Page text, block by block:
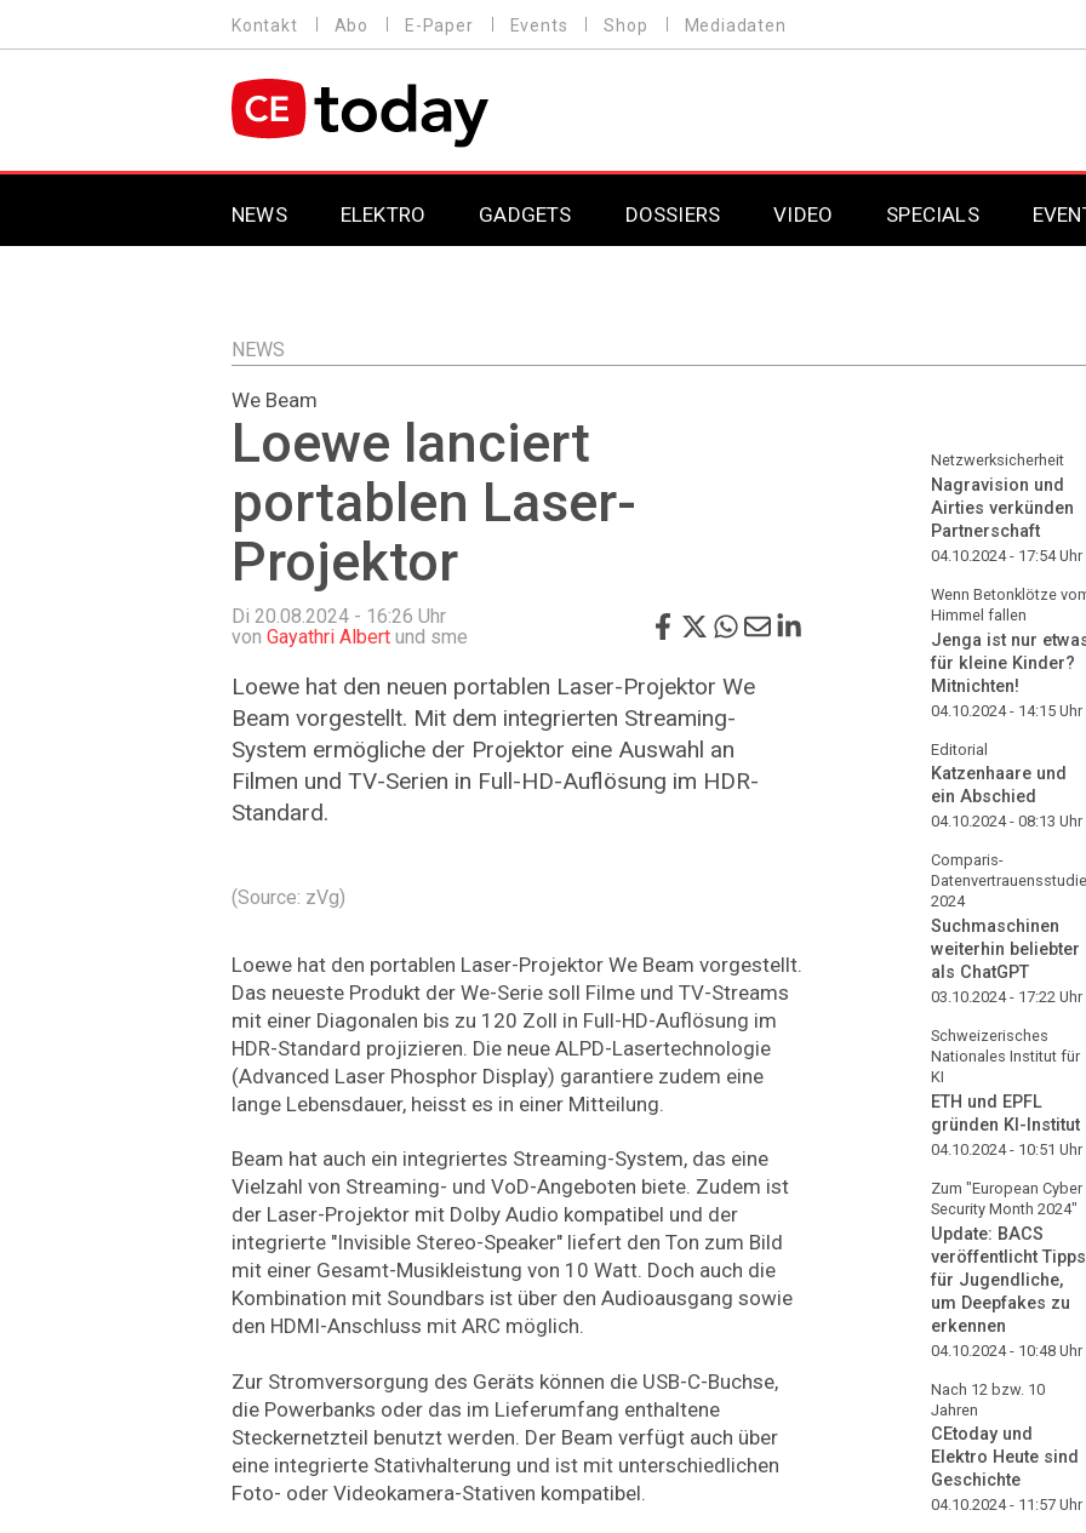
zum
MENU
Kontakt Abo E-Paper Events Shop Mediadaten
MAIN NAVIGATION
NEWS ELEKTRO GADGETS DOSSIERS VIDEO SPECIALS
Professional AV &
Professional AV &
NEWS
We Beam
Loewe lanciert
portablen Laser-
Projektor
Di 20.08.2024 - 16:26 Uhr
von Gayathri Albert und sme
Loewe hat den neuen portablen Laser-Projektor We
Beam vorgestellt. Mit dem integrierten Streaming-
System ermögliche der Projektor eine Auswahl an
Filmen und TV-Serien in Full-HD-Auflösung im HDR-
Standard.
(Source: zVg)
Loewe hat den portablen Laser-Projektor We Beam vorgestellt.
Das neueste Produkt der We-Serie soll Filme und TV-Streams
mit einer Diagonalen bis zu 120 Zoll in Full-HD-Auflösung im
HDR-Standard projizieren. Die neue ALPD-Lasertechnologie
(Advanced Laser Phosphor Display) garantiere zudem eine
lange Lebensdauer, heisst es in einer Mitteilung.
Beam hat auch ein integriertes Streaming-System, das eine
Vielzahl von Streaming- und VoD-Angeboten biete. Zudem ist
der Laser-Projektor mit Dolby Audio kompatibel und der
integrierte "Invisible Stereo-Speaker" liefert den Ton zum Bild
mit einer Gesamt-Musikleistung von 10 Watt. Doch auch die
Kombination mit Soundbars ist über den Audioausgang sowie
den HDMI-Anschluss mit ARC möglich.
Zur Stromversorgung des Geräts können die USB-C-Buchse,
die Powerbanks oder das im Lieferumfang enthaltene
Steckernetzteil benutzt werden. Der Beam verfügt auch über
eine integrierte Stativhalterung und ist mit unterschiedlichen
Foto- oder Videokamera-Stativen kompatibel.
Netzwerksicherheit
Nagravision und
Airties verkünden
Partnerschaft
04.10.2024 - 17:54Uhr
Wenn Betonklötze
Himmel fallen
Jenga ist nur
für kleine Kinder?
Mitnichten!
04.10.2024 - 14:15 Uhr
Editorial
Katzenhaare und
ein Abschied
04.10.2024 - 08:13 Uhr
Comparis-
Datenvertrauensstudie
2024
Suchmaschinen
weiterhin beliebter
als ChatGPT
03.10.2024 - 17:22 Uhr
Schweizerisches
Nationales Institut für
KI
ETH und EPFL
gründen KI-Institut
04.10.2024 - 10:51 Uhr
Zum "European Cyber
Security Month 2024"
Update: BACS
veröffentlicht Tipps
für Jugendliche,
um Deepfakes zu
erkennen
04.10.2024 - 10:48 Uhr
Nach 12 bzw. 10
Jahren
CEtoday und
Elektro Heute sind
Geschichte
04.10.2024 - 11:57 Uhr